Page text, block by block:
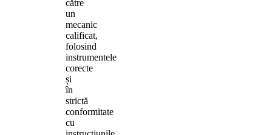
către
un
mecanic
calificat,
folosind
instrumentele
corecte
și
în
strictă
conformitate
cu